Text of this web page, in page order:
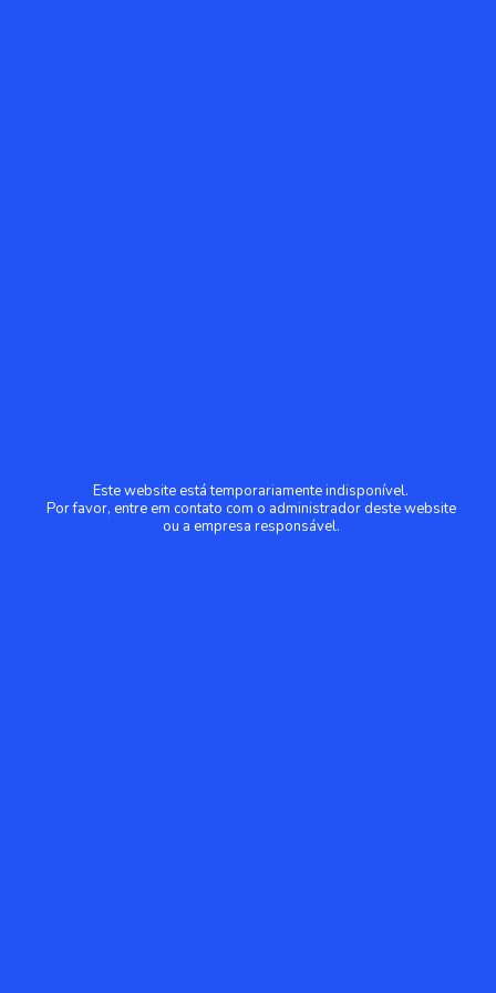
Este website está temporariamente indisponível.
Por favor, entre em contato com o administrador deste website
ou a empresa responsável.